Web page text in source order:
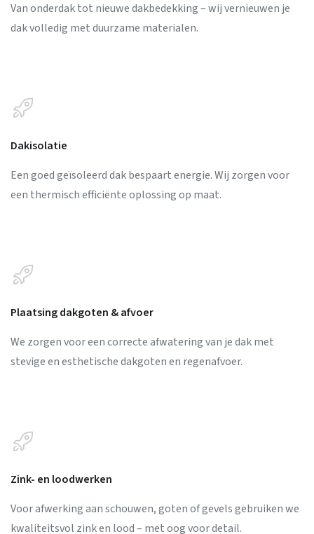
Van onderdak tot nieuwe dakbedekking – wij vernieuwen je
dak volledig met duurzame materialen.
Dakisolatie
Een goed geïsoleerd dak bespaart energie. Wij zorgen voor
een thermisch efficiënte oplossing op maat.
Plaatsing dakgoten & afvoer
We zorgen voor een correcte afwatering van je dak met
stevige en esthetische dakgoten en regenafvoer.
Zink- en loodwerken
Voor afwerking aan schouwen, goten of gevels gebruiken we
kwaliteitsvol zink en lood – met oog voor detail.